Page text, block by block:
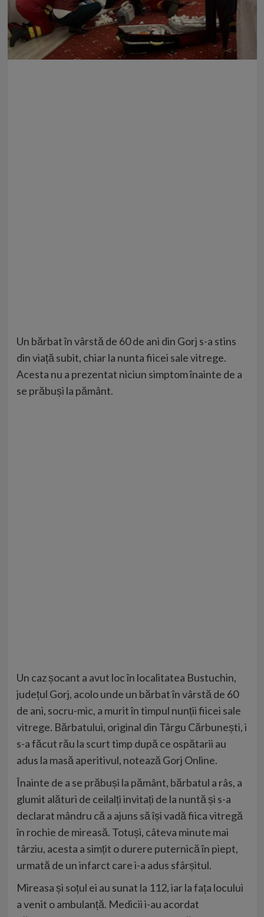
Un bărbat în vârstă de 60 de ani din Gorj s-a stins
din viață subit, chiar la nunta fiicei sale vitrege.
Acesta nu a prezentat niciun simptom înainte de a
se prăbuși la pământ.
Un caz șocant a avut loc în localitatea Bustuchin,
județul Gorj, acolo unde un bărbat în vârstă de 60
de ani, socru-mic, a murit în timpul nunții fiicei sale
vitrege. Bărbatului, original din Târgu Cărbunești, i
s-a făcut rău la scurt timp după ce ospătarii au
adus la masă aperitivul, notează Gorj Online.
Înainte de a se prăbuși la pământ, bărbatul a râs, a
glumit alături de ceilalți invitați de la nuntă și s-a
declarat mândru că a ajuns să își vadă fiica vitregă
în rochie de mireasă. Totuși, câteva minute mai
târziu, acesta a simțit o durere puternică în piept,
urmată de un infarct care i-a adus sfârșitul.
​Mireasa și soțul ei au sunat la 112, iar la fața locului
a venit o ambulanță. Medicii i-au acordat